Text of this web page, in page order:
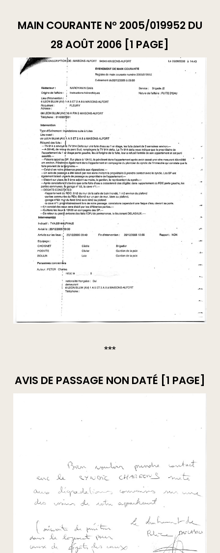
MAIN COURANTE N° 2005/019952 DU
28 AOÛT 2006 [1 PAGE]
***
AVIS DE PASSAGE NON DATÉ [1 PAGE]